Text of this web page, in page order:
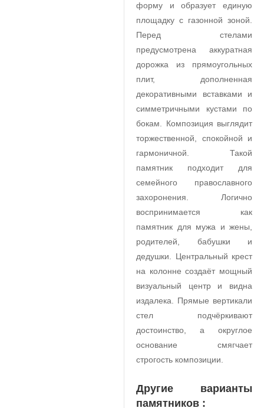
форму и образует единую
площадку с газонной зоной.
Перед стелами
предусмотрена аккуратная
дорожка из прямоугольных
плит, дополненная
декоративными вставками и
симметричными кустами по
бокам. Композиция выглядит
торжественной, спокойной и
гармоничной. Такой
памятник подходит для
семейного православного
захоронения. Логично
воспринимается как
памятник для мужа и жены,
родителей, бабушки и
дедушки. Центральный крест
на колонне создаёт мощный
визуальный центр и видна
издалека. Прямые вертикали
стел подчёркивают
достоинство, а округлое
основание смягчает
строгость композиции.
Другие варианты
памятников :